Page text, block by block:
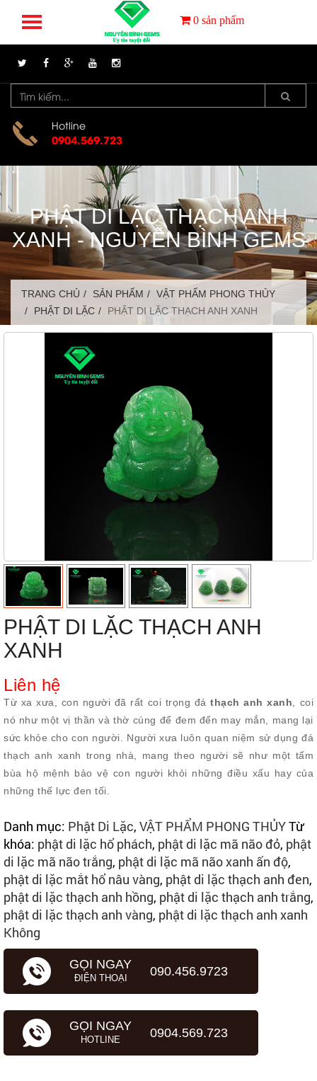
0 sản phẩm
Hotline
0904.569.723
PHẬT DI LẶC THẠCH ANH
XANH - NGUYỄN BÌNH GEMS
TRANG CHỦ SẢN PHẨM
VẬT PHẨM PHONG THỦY
PHẬT DI LẶC
PHẬT DI LẶC THẠCH ANH XANH
PHẬT DI LẶC THẠCH ANH
XANH
Liên hệ
Từ xa xưa, con người đã rất coi trọng đá thạch anh xanh , coi
nó như một vị thần và thờ cúng để đem đến may mắn, mang lại
sức khỏe cho con người. Người xưa luôn quan niệm sử dụng đá
thạch anh xanh trong nhà, mang theo người sẽ như một tấm
bùa hộ mệnh bảo vệ con người khỏi những điều xấu hay của
những thế lực đen tối.
Danh mục: Phật Di Lặc, VẬT PHẨM PHONG THỦYTừ
khóa: phật di lặc hổ phách, phật di lặc mã não đỏ, phật
di lặc mã não trắng, phật di lặc mã não xanh ấn độ,
phật di lặc mắt hổ nâu vàng, phật di lặc thạch anh đen,
phật di lặc thạch anh hồng, phật di lặc thạch anh trắng,
phật di lặc thạch anh vàng, phật di lặc thạch anh xanh
Không
GỌI NGAY
ĐIỆN THOẠI 090.456.9723
GỌI NGAY
HOTLINE 0904.569.723